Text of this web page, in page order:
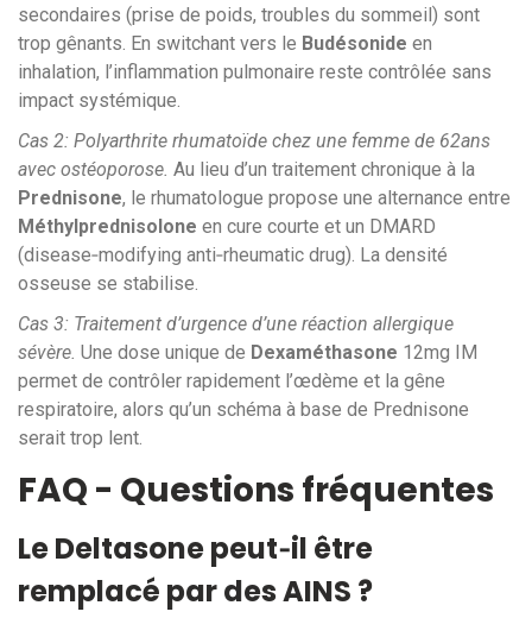
secondaires (prise de poids, troubles du sommeil) sont
trop gênants. En switchant vers le Budésonide en
inhalation, l’inflammation pulmonaire reste contrôlée sans
impact systémique.
Cas 2: Polyarthrite rhumatoïde chez une femme de 62ans
avec ostéoporose. Au lieu d’un traitement chronique à la
Prednisone, le rhumatologue propose une alternance entre
Méthylprednisolone en cure courte et un DMARD
(disease‑modifying anti‑rheumatic drug). La densité
osseuse se stabilise.
Cas 3: Traitement d’urgence d’une réaction allergique
sévère. Une dose unique de Dexaméthasone 12mg IM
permet de contrôler rapidement l’œdème et la gêne
respiratoire, alors qu’un schéma à base de Prednisone
serait trop lent.
FAQ - Questions fréquentes
Le Deltasone peut‑il être
remplacé par des AINS ?